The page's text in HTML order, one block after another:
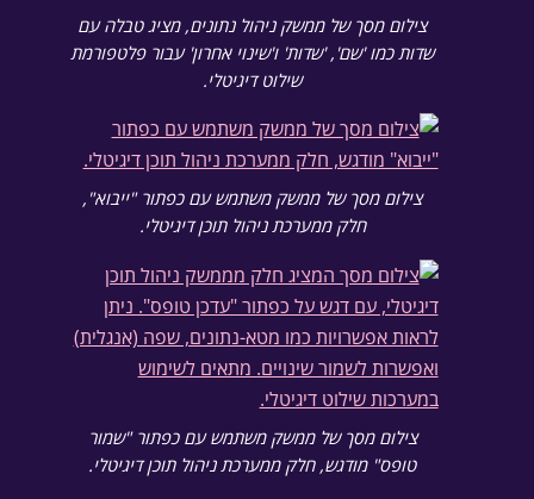
צילום מסך של ממשק ניהול נתונים, מציג טבלה עם
שדות כמו 'שם', 'שדות' ו'שינוי אחרון' עבור פלטפורמת
שילוט דיגיטלי.
צילום מסך של ממשק משתמש עם כפתור "ייבוא",
חלק ממערכת ניהול תוכן דיגיטלי.
צילום מסך של ממשק משתמש עם כפתור "שמור
טופס" מודגש, חלק ממערכת ניהול תוכן דיגיטלי.